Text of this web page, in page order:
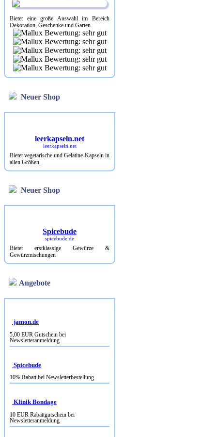
Bietet eine große Auswahl im Bereich
Dekoration, Geschenke und Garten
Neuer Shop
leerkapseln.net
Bietet vegetarische und Gelatine-Kapseln in
allen Größen.
Bietet erstklassige Gewürze &
Gewürzmischungen
5,00 EUR Gutschein bei
Newsletteranmeldung
Spicebude
Klinik Bondage
Newsletteranmeldung
mabishop